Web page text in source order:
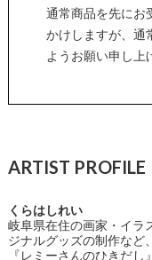
通常商品を先にお
かけしますが、通
ようお願い申し上
ARTIST PROFILE
くらはしれい
岐阜県在住の画家・イラ
ジナルグッズの制作など
『レミーさんのひきだ